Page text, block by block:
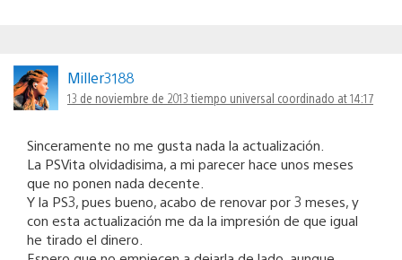
Miller3188
13 de noviembre de 2013 tiempo universal coordinado at 14:17
Sinceramente no me gusta nada la actualización.
La PSVita olvidadisima, a mi parecer hace unos meses
que no ponen nada decente.
Y la PS3, pues bueno, acabo de renovar por 3 meses, y
con esta actualización me da la impresión de que igual
he tirado el dinero.